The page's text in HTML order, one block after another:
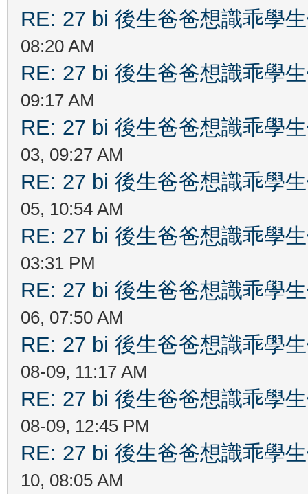
RE: 27 bi 後生爸爸想識乖學
08:20 AM
RE: 27 bi 後生爸爸想識乖學
09:17 AM
RE: 27 bi 後生爸爸想識乖學
03, 09:27 AM
RE: 27 bi 後生爸爸想識乖學
05, 10:54 AM
RE: 27 bi 後生爸爸想識乖學
03:31 PM
RE: 27 bi 後生爸爸想識乖學
06, 07:50 AM
RE: 27 bi 後生爸爸想識乖學
08-09, 11:17 AM
RE: 27 bi 後生爸爸想識乖學
08-09, 12:45 PM
RE: 27 bi 後生爸爸想識乖學
10, 08:05 AM